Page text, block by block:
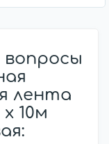
лента
10м